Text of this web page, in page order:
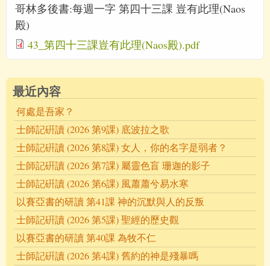
哥林多後書:每週一字 第四十三課 豈有此理(Naos
殿)
43_第四十三課豈有此理(Naos殿).pdf
最近內容
何處是吾家？
士師記硏讀 (2026 第9課) 底波拉之歌
士師記硏讀 (2026 第8課) 女人，你的名字是弱者？
士師記硏讀 (2026 第7課) 屬靈色盲 珊迦的影子
士師記硏讀 (2026 第6課) 風蕭蕭兮易水寒
以賽亞書的研讀 第41課 神的沉默與人的反叛
士師記硏讀 (2026 第5課) 聖經的歷史觀
以賽亞書的研讀 第40課 為牧不仁
士師記硏讀 (2026 第4課) 舊約的神是殘暴嗎